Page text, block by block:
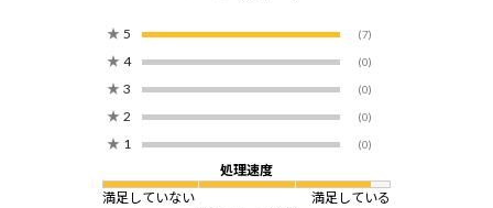
★ 5 (7)
★ 4 (0)
★ 3 (0)
★ 2 (0)
★ 1 (0)
処理速度
満足していない
満足している